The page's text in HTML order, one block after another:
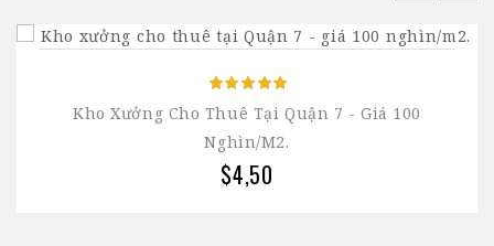
Kho Xưởng Cho Thuê Tại Quận 7 - Giá 100
Nghìn/m2.
$4,50